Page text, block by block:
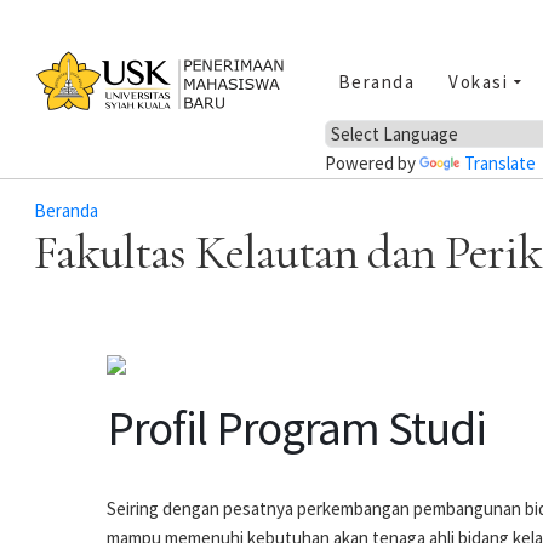
Beranda Vokasi
Powered by Translate
Beranda
Fakultas Kelautan dan
Profil Program Studi
Seiring dengan pesatnya perkembangan pembangunan
mampu memenuhi kebutuhan akan tenaga ahli bidang